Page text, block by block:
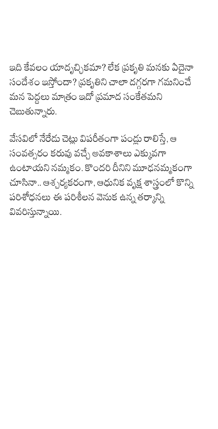
ఇది కేవలం యాదృచ్ఛికమా? లేక ప్రకృతి మనకు ఏదైనా
సందేశం ఇస్తోందా? ప్రకృతిని చాలా దగ్గరగా గమనించే
మన పెద్దలు మాత్రం ఇదో ప్రమాద సంకేతమని
చెబుతున్నారు.
వేసవిలో నేరేడు చెట్లు విపరీతంగా పండ్లు రాలిస్తే, ఆ
సంవత్సరం కరువు వచ్చే అవకాశాలు ఎక్కువగా
ఉంటాయని నమ్మకం. కొందరి దీనిని మూఢనమ్మకంగా
చూసినా.. ఆశ్చర్యకరంగా, ఆధునిక వృక్ష శాస్త్రంలో కొన్ని
పరిశోధనలు ఈ పరిశీలన వెనుక ఉన్న తర్కాన్ని
వివరిస్తున్నాయి.